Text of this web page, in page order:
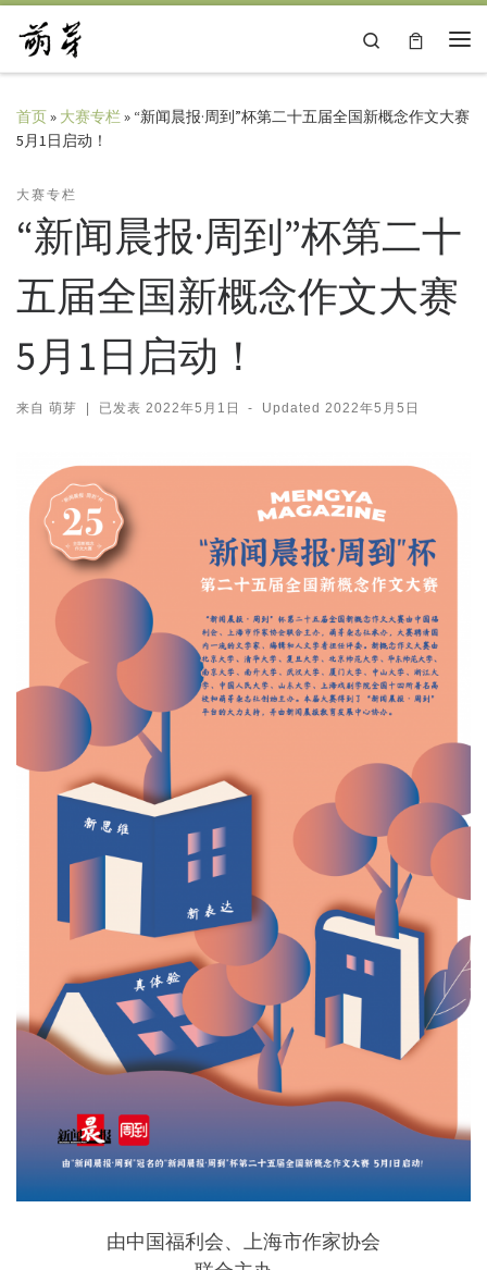
Skip to content
Search
首页» 大赛专栏» “新闻晨报·周到”杯第二十五届全国新概念作文大赛
5月1日启动！
大赛专栏
“新闻晨报·周到”杯第二十
五届全国新概念作文大赛
5月1日启动！
来自 萌芽 | 已发表 2022年5月1日 - Updated2022年5月5日
由中国福利会、上海市作家协会